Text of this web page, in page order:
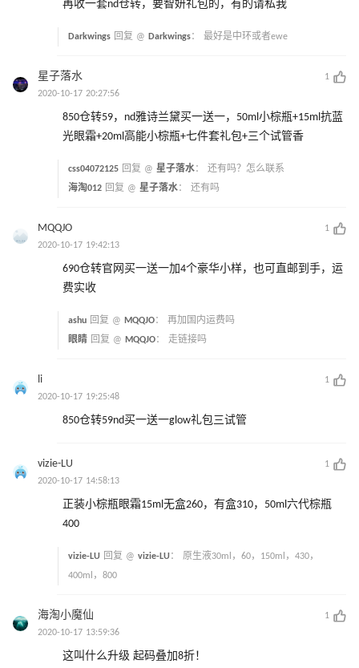
再收一套nd仓转，要智妍礼包的，有的请私我
Darkwings 回复 @ Darkwings： 最好是中环或者ewe
星子落水
1
2020-10-17 20:27:56
850仓转59，nd雅诗兰黛买一送一，50ml小棕瓶+15ml抗蓝
光眼霜+20ml高能小棕瓶+七件套礼包+三个试管香
css04072125 回复 @ 星子落水： 还有吗？怎么联系
海淘012 回复 @ 星子落水： 还有吗
MQQJO
1
2020-10-17 19:42:13
690仓转官网买一送一加4个豪华小样，也可直邮到手，运
费实收
ashu 回复 @ MQQJO： 再加国内运费吗
眼睛 回复 @ MQQJO： 走链接吗
li
1
2020-10-17 19:25:48
850仓转59nd买一送一glow礼包三试管
vizie-LU
1
2020-10-17 14:58:13
正装小棕瓶眼霜15ml无盒260，有盒310，50ml六代棕瓶
400
vizie-LU 回复 @ vizie-LU： 原生液30ml，60，150ml，430，
400ml，800
海淘小魔仙
1
2020-10-17 13:59:36
这叫什么升级 起码叠加8折！